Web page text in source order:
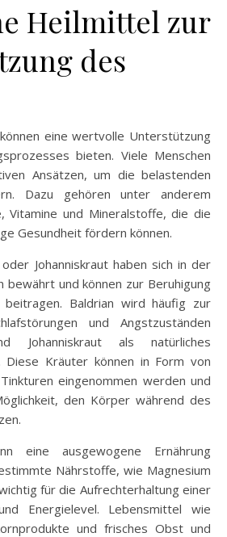
Heilmittel zur
des
eine wertvolle Unterstützung
bieten. Viele Menschen
Ansätzen, um die belastenden
Dazu gehören unter anderem
Vitamine und Mineralstoffe, die die
Gesundheit fördern können.
Johanniskraut haben sich in der
bewährt und können zur Beruhigung
Baldrian wird häufig zur
und Angstzuständen
Johanniskraut als natürliches
Diese Kräuter können in Form von
eingenommen werden und
den Körper während des
eine ausgewogene Ernährung
Nährstoffe, wie Magnesium
für die Aufrechterhaltung einer
Energielevel. Lebensmittel wie
und frisches Obst und